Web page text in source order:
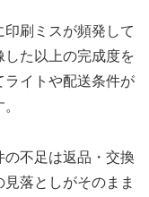
刷ミスが頻発して
た以上の完成度を
ライトや配送条件が
の不足は返品・交換
落としがそのまま